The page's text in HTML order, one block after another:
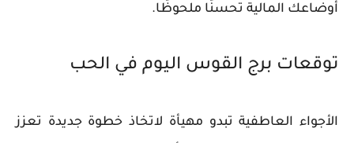
أوضاعك المالية تحسنًا ملحوظًا.
توقعات برج القوس اليوم في الحب
الأجواء العاطفية تبدو مهيأة لاتخاذ خطوة جديدة تعزز